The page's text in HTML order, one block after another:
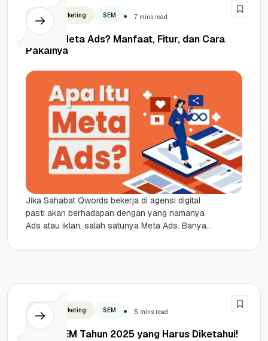
Digital Marketing SEM 7 mins read
Apa Itu Meta Ads? Manfaat, Fitur, dan Cara
Pakainya
Jika Sahabat Qwords bekerja di agensi digital
pasti akan berhadapan dengan yang namanya
Ads atau iklan, salah satunya Meta Ads. Banyak
Digital Marketing SEM 5 mins read
7 Tren SEM Tahun 2025 yang Harus Diketahui!